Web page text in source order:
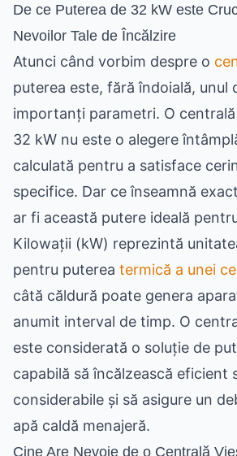
De ce Puterea de 32 kW este
Nevoilor Tale de Încălzire
Atunci când vorbim despre o
puterea este, fără îndoială, unul
importanți parametri. O centrală
32 kW nu este o alegere
calculată pentru a satisface
specifice. Dar ce înseamnă
ar fi această putere ideală
Kilowații (kW) reprezintă
pentru puterea termică a unei
câtă căldură poate genera
anumit interval de timp. O
este considerată o soluție de
capabilă să încălzească eficient
considerabile și să asigure un
apă caldă menajeră.
Cine Are Nevoie de o Centrală